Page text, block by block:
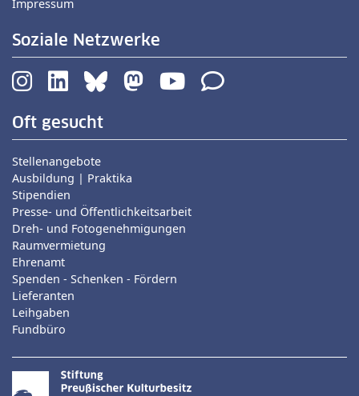
Impressum
Soziale Netzwerke
Oft gesucht
Stellenangebote
Ausbildung | Praktika
Stipendien
Presse- und Öffentlichkeitsarbeit
Dreh- und Fotogenehmigungen
Raumvermietung
Ehrenamt
Spenden - Schenken - Fördern
Lieferanten
Leihgaben
Fundbüro